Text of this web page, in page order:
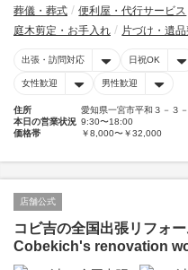
葬儀・葬式 便利屋・代行サービス
庭木剪定・お手入れ
片づけ・遺
出張・訪問対応 日祝OK
女性歓迎 男性歓迎
住所
愛知県一宮市平和３－３－
本日の営業状況 9:30〜18:00
価格帯
￥8,000〜￥32,000
店舗公式
コビ吉の全国出張リフォ
Cobekich's renovation